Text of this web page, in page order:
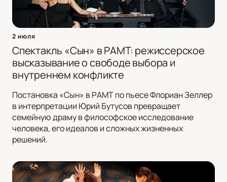
2 июля
Спектакль «Сын» в РАМТ: режиссерское
высказывание о свободе выбора и
внутреннем конфликте
Постановка «Сын» в РАМТ по пьесе Флориан Зеллер
в интерпретации Юрий Бутусов превращает
семейную драму в философское исследование
человека, его идеалов и сложных жизненных
решений.